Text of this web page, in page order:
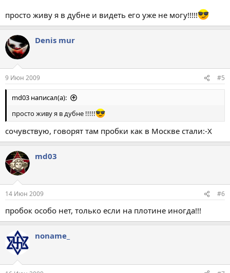
просто живу я в дубне и видеть его уже не могу!!!!!
Denis mur
9 Июн 2009 #5
md03 написал(а):
просто живу я в дубне !!!!!
сочувствую, говорят там пробки как в Москве стали:-X
md03
14 Июн 2009 #6
пробок особо нет, только если на плотине иногда!!!
noname_